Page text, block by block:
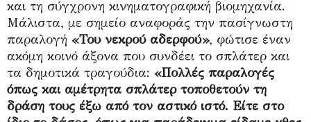
και τη σύγχρονη κινηματογραφική βιομηχανία.
Μάλιστα, με σημείο αναφοράς την πασίγνωστη
παραλογή «Του νεκρού αδερφού», φώτισε έναν
ακόμη κοινό άξονα που συνδέει το σπλάτερ και
τα δημοτικά τραγούδια: «Πολλές παραλογές
όπως και αμέτρητα σπλάτερ τοποθετούν τη
δράση τους έξω από τον αστικό ιστό. Είτε στο